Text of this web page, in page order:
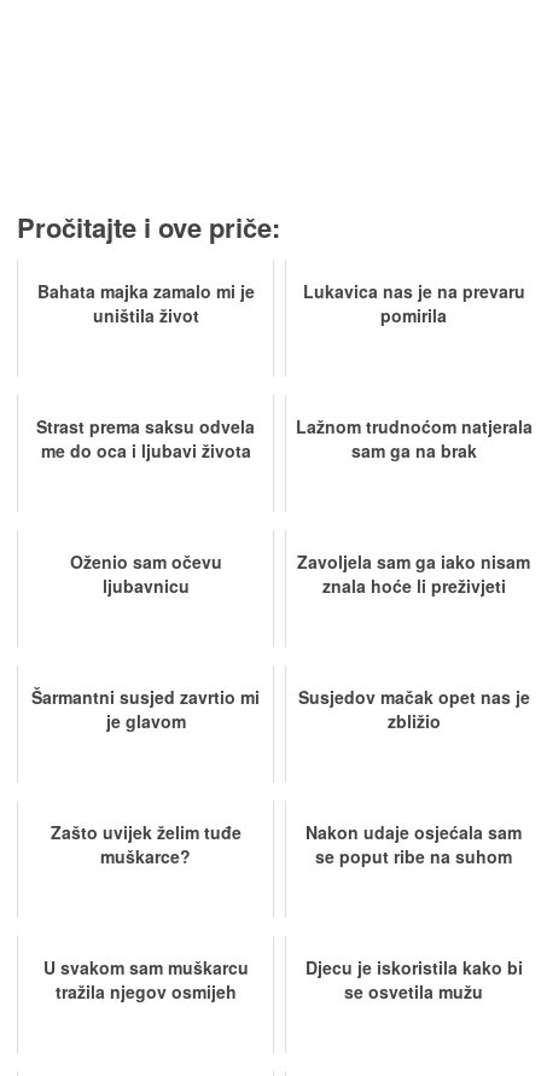
Pročitajte i ove priče:
Bahata majka zamalo mi je
uništila život
Lukavica nas je na prevaru
pomirila
Strast prema saksu odvela
me do oca i ljubavi života
Lažnom trudnoćom natjerala
sam ga na brak
Oženio sam očevu
ljubavnicu
Zavoljela sam ga iako nisam
znala hoće li preživjeti
Šarmantni susjed zavrtio mi
je glavom
Susjedov mačak opet nas je
zbližio
Zašto uvijek želim tuđe
muškarce?
Nakon udaje osjećala sam
se poput ribe na suhom
U svakom sam muškarcu
tražila njegov osmijeh
Djecu je iskoristila kako bi
se osvetila mužu